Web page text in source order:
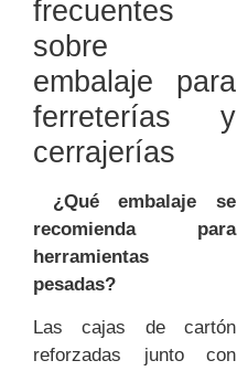
frecuentes
sobre
embalaje para
ferreterías y
cerrajerías
¿Qué embalaje se
recomienda para
herramientas
pesadas?
Las cajas de cartón
reforzadas junto con